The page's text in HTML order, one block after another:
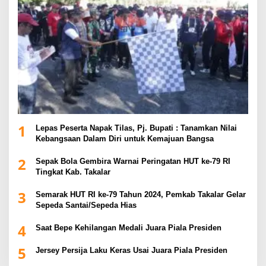
1
Lepas Peserta Napak Tilas, Pj. Bupati : Tanamkan Nilai
Kebangsaan Dalam Diri untuk Kemajuan Bangsa
2
Sepak Bola Gembira Warnai Peringatan HUT ke-79 RI
Tingkat Kab. Takalar
3
Semarak HUT RI ke-79 Tahun 2024, Pemkab Takalar Gelar
Sepeda Santai/Sepeda Hias
4 Saat Bepe Kehilangan Medali Juara Piala Presiden
5 Jersey Persija Laku Keras Usai Juara Piala Presiden